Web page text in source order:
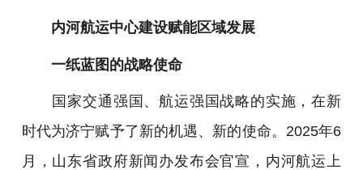
内河航运中心建设赋能区域发展
一纸蓝图的战略使命
国家交通强国、航运强国战略的实施，在新
时代为济宁赋予了新的机遇、新的使命。2025年6
月，山东省政府新闻办发布会官宣，内河航运上